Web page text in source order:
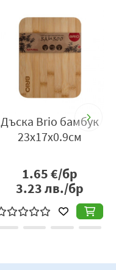
Дъска Brio бамбук
23x17x0.9см
1.65€/бр
3.23лв./бр